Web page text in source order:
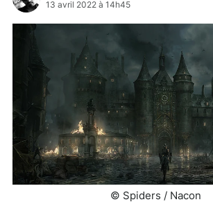
13 avril 2022 à 14h45
© Spiders / Nacon